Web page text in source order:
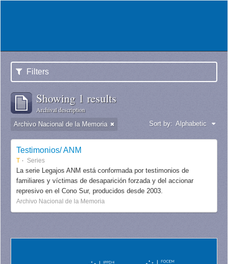
Filters
Showing 1 results
Archival description
Archivo Nacional de la Memoria Sort by: Alphabetic
Testimonios/ ANM
T Series
La serie Legajos ANM está conformada por testimonios de
familiares y víctimas de desaparición forzada y del accionar
represivo en el Cono Sur, producidos desde 2003.
Archivo Nacional de la Memoria